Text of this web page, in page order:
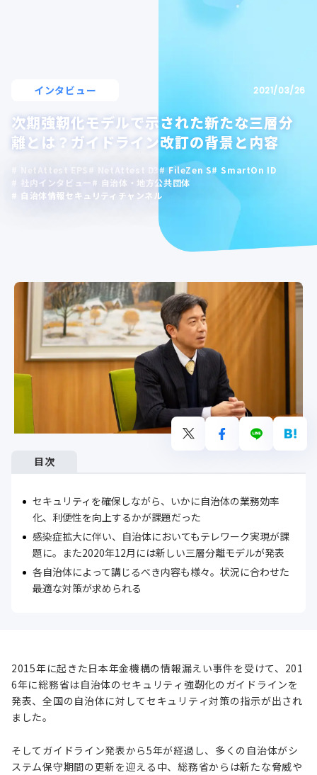
インタビュー 2021/03/26
次期強靭化モデルで示された新たな三層分
離とは？ガイドライン改訂の背景と内容
NetAttest EPS NetAttest D3 FileZen S
SmartOn ID
社内インタビュー
自治体・地方公共団体
自治体情報セキュリティチャンネル
目次
セキュリティを確保しながら、いかに自治体の業務効率
化、利便性を向上するかが課題だった
感染症拡大に伴い、自治体においてもテレワーク実現が課
題に。また2020年12月には新しい三層分離モデルが発表
各自治体によって講じるべき内容も様々。状況に合わせた
最適な対策が求められる
2015年に起きた日本年金機構の情報漏えい事件を受けて、201
6年に総務省は自治体のセキュリティ強靭化のガイドラインを
発表、全国の自治体に対してセキュリティ対策の指示が出され
ました。
そしてガイドライン発表から5年が経過し、多くの自治体がシ
ステム保守期間の更新を迎える中、総務省からは新たな脅威や